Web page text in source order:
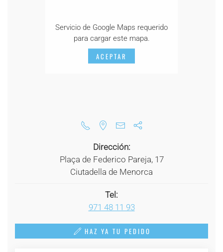
Servicio de Google Maps requerido
para cargar este mapa.
ACEPTAR
Dirección:
Plaça de Federico Pareja, 17
Ciutadella de Menorca
Tel:
971 48 11 93
HAZ YA TU PEDIDO